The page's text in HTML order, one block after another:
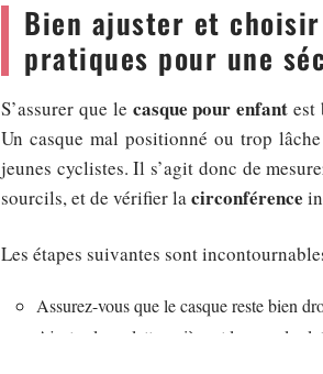
Bien ajuster et
pratiques pour une
S’assurer que le casque pour enfant est
Un casque mal positionné ou trop
jeunes cyclistes. Il s’agit donc de
sourcils, et de vérifier lacirconférence
Les étapes suivantes sont
Assurez-vous que le casque reste bien
Ajustez la molette arrière et les sangles